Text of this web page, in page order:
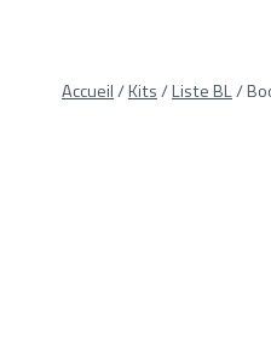
contenuAccueil/Kits/Liste BL/